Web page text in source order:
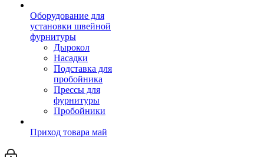
Оборудование для
установки швейной
фурнитуры
Дырокол
Насадки
Подставка для
пробойника
Прессы для
фурнитуры
Пробойники
Приход товара май